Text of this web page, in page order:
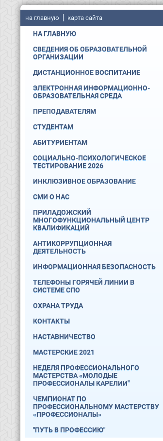
на главную карта сайта
НА ГЛАВНУЮ
СВЕДЕНИЯ ОБ ОБРАЗОВАТЕЛЬНОЙ
ОРГАНИЗАЦИИ
ДИСТАНЦИОННОЕ ВОСПИТАНИЕ
ЭЛЕКТРОННАЯ ИНФОРМАЦИОННО-
ОБРАЗОВАТЕЛЬНАЯ СРЕДА
ПРЕПОДАВАТЕЛЯМ
СТУДЕНТАМ
АБИТУРИЕНТАМ
СОЦИАЛЬНО-ПСИХОЛОГИЧЕСКОЕ
ТЕСТИРОВАНИЕ 2026
ИНКЛЮЗИВНОЕ ОБРАЗОВАНИЕ
СМИ О НАС
ПРИЛАДОЖСКИЙ
МНОГОФУНКЦИОНАЛЬНЫЙ ЦЕНТР
КВАЛИФИКАЦИЙ
АНТИКОРРУПЦИОННАЯ
ДЕЯТЕЛЬНОСТЬ
ИНФОРМАЦИОННАЯ БЕЗОПАСНОСТЬ
ТЕЛЕФОНЫ ГОРЯЧЕЙ ЛИНИИ В
СИСТЕМЕ СПО
ОХРАНА ТРУДА
КОНТАКТЫ
НАСТАВНИЧЕСТВО
МАСТЕРСКИЕ 2021
НЕДЕЛЯ ПРОФЕССИОНАЛЬНОГО
МАСТЕРСТВА «МОЛОДЫЕ
ПРОФЕССИОНАЛЫ КАРЕЛИИ"
ЧЕМПИОНАТ ПО
ПРОФЕССИОНАЛЬНОМУ МАСТЕРСТВУ
«ПРОФЕССИОНАЛЫ»
"ПУТЬ В ПРОФЕССИЮ"